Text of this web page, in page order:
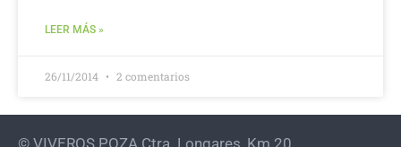
LEER MÁS »
26/11/2014 2 comentarios
© VIVEROS POZA Ctra. Longares, Km 20